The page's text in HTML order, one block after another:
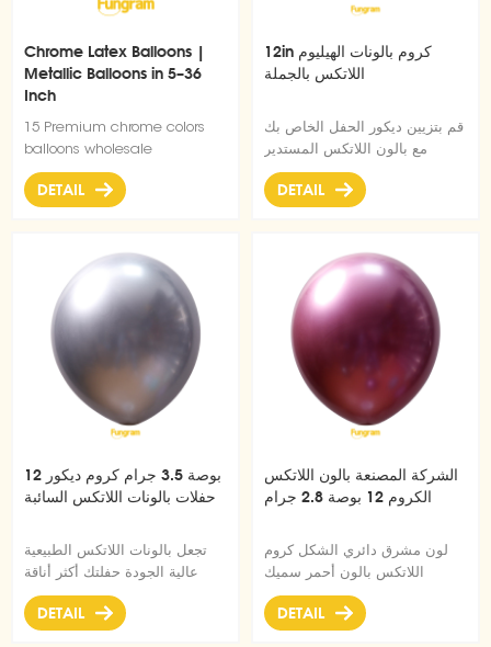
Chrome Latex Balloons |
Metallic Balloons in 5–36
Inch
15 Premium chrome colors
balloons wholesale
DETAIL
12in كروم بالونات الهيليوم
اللاتكس بالجملة
قم بتزيين ديكور الحفل الخاص بك
مع بالون اللاتكس المستدير
المصنوع من الكروم والمضخم
بالهيليوم لتطفو أو كزينة قوسية
DETAIL
12 بوصة 3.5 جرام كروم ديكور
حفلات بالونات اللاتكس السائبة
تجعل بالونات اللاتكس الطبيعية
عالية الجودة حفلتك أكثر أناقة
وفخامة
DETAIL
الشركة المصنعة بالون اللاتكس
الكروم 12 بوصة 2.8 جرام
لون مشرق دائري الشكل كروم
اللاتكس بالون أحمر سميك
للأطفال حفلة عيد ميلاد زينة
DETAIL